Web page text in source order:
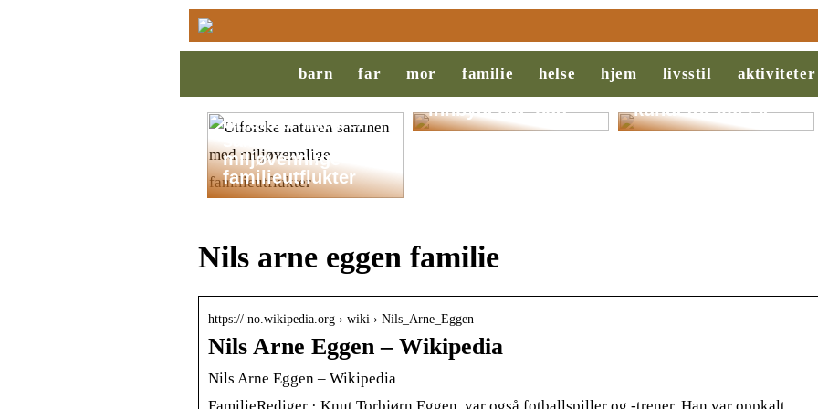
barn far mor familie helse hjem livsstil aktiviteter
Utforske naturen
miljøvennlige
familieutflukter
Slik legger du til
rette for et
innbydende bad
Behovsanalyse:
Nøkkelen til
kundeforståelse
Nils arne eggen familie
https:// no.wikipedia.org › wiki › Nils_Arne_Eggen
Nils Arne Eggen – Wikipedia
Nils Arne Eggen – Wikipedia
FamilieRediger · Knut Torbjørn Eggen, var også fotballspiller og -trener. Han var oppkalt